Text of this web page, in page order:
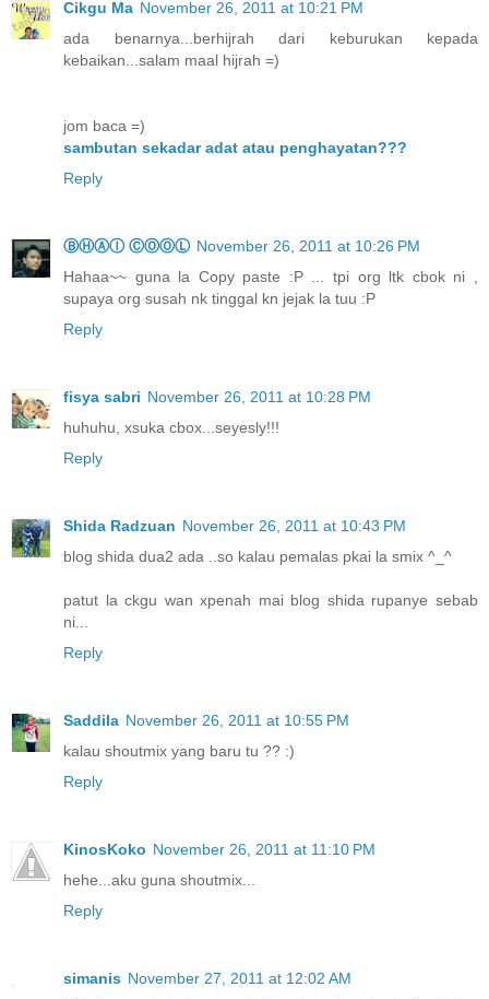
Cikgu Ma November 26, 2011 at 10:21 PM
ada benarnya...berhijrah dari keburukan kepada
kebaikan...salam maal hijrah =)
jom baca =)
sambutan sekadar adat atau penghayatan???
Reply
ⒷⒽⒶⒾ ⒸⓄⓄⓁ November 26, 2011 at 10:26 PM
Hahaa~~ guna la Copy paste :P ... tpi org ltk cbok ni ,
supaya org susah nk tinggal kn jejak la tuu :P
Reply
fisya sabri November 26, 2011 at 10:28 PM
huhuhu, xsuka cbox...seyesly!!!
Reply
Shida Radzuan November 26, 2011 at 10:43 PM
blog shida dua2 ada ..so kalau pemalas pkai la smix ^_^
patut la ckgu wan xpenah mai blog shida rupanye sebab
ni...
Reply
Saddila November 26, 2011 at 10:55 PM
kalau shoutmix yang baru tu ?? :)
Reply
KinosKoko November 26, 2011 at 11:10 PM
hehe...aku guna shoutmix...
Reply
simanis November 27, 2011 at 12:02 AM